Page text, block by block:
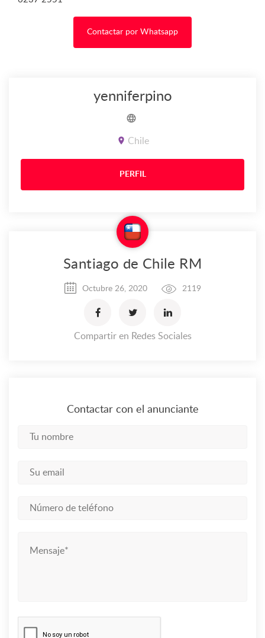
Contactar por Whatsapp
yenniferpino
Chile
PERFIL
Santiago de Chile RM
Octubre 26, 2020 2119
Compartir en Redes Sociales
Contactar con el anunciante